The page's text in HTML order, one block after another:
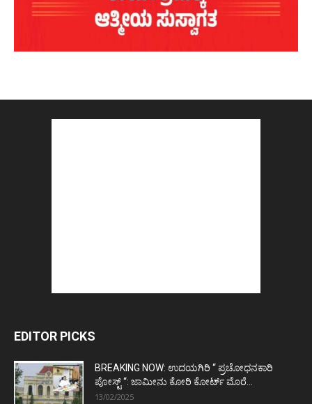
EDITOR PICKS
BREAKING NOW: ಉದಯಗಿರಿ “ ಪ್ರಚೋಧನಕಾರಿ
ಪೋಸ್ಟ್‌ “: ಜಾಮೀನು ಕೋರಿ ಕೋರ್ಟ್‌ ಮೊರೆ...
13/02/2025